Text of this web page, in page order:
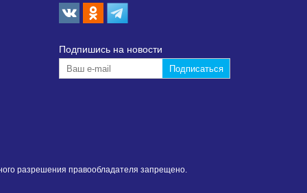
Подпишиcь на новости
разрешения правообладателя запрещено.